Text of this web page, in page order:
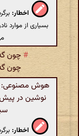
اخطار:
بسیاری از موارد
#چون
چون
هوش مصنوعی:
نوشین در
اخطار: